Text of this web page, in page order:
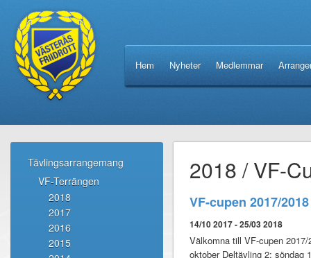
Hem Nyheter Medlemmar
Tävlingsarrangemang
VF-Terrängen
2018
2017
2016
2015
2018 / VF-
VF-cupen 2017/2018
14/10 2017 - 25/03 2018
Välkomna till VF-cupen
oktober Deltävling 2: söndag